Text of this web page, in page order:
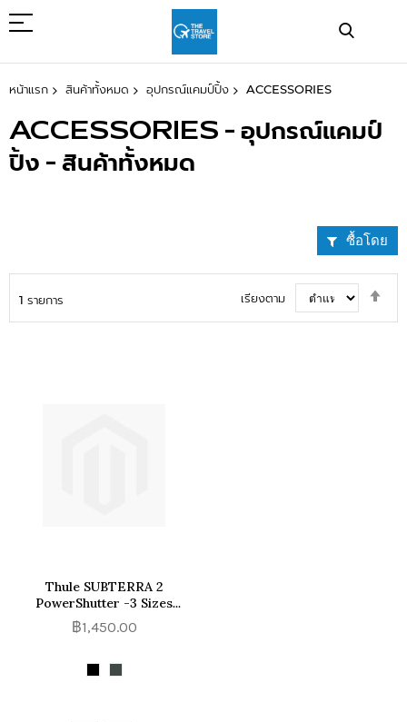
ไป
หน้าแรก สินค้าทั้งหมด อุปกรณ์แคมป์ปิ้ง ACCESSORIES
ACCESSORIES - อุปกรณ์แคมป์
ปิ้ง - สินค้าทั้งหมด
1 รายการ เรียงตาม
ตาม
Thule SUBTERRA 2
PowerShutter -3 Sizes
(Mini, Medium And Plus)
กระเป๋าจัดระเบียบ เก็บอุปกรณ์
฿1,450.00
ซื้อโดย